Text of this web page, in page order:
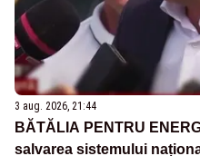
3 aug. 2026, 21:44
BĂTĂLIA PENTRU
salvarea sistemului